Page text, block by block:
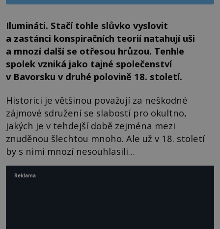
Ilumináti. Stačí tohle slůvko vyslovit
a zastánci konspiračních teorií natahují uši
a mnozí další se otřesou hrůzou. Tenhle
spolek vzniká jako tajné společenství
v Bavorsku v druhé polovině 18. století.
Historici je většinou považují za neškodné
zájmové sdružení se slabostí pro okultno,
jakých je v tehdejší době zejména mezi
znuděnou šlechtou mnoho. Ale už v 18. století
by s nimi mnozí nesouhlasili…
Reklama